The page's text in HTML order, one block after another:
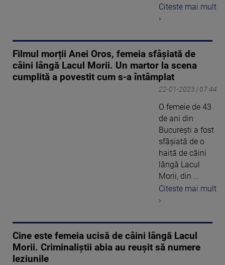
Citeste mai mult
›
Filmul morții Anei Oros, femeia sfâșiată de
câini lângă Lacul Morii. Un martor la scena
cumplită a povestit cum s-a întâmplat
22-01-2023 | 07:44
O femeie de 43
de ani din
București a fost
sfâșiată de o
haită de câini
lângă Lacul
Morii, din ...
Citeste mai mult
›
Cine este femeia ucisă de câini lângă Lacul
Morii. Criminaliștii abia au reușit să numere
leziunile